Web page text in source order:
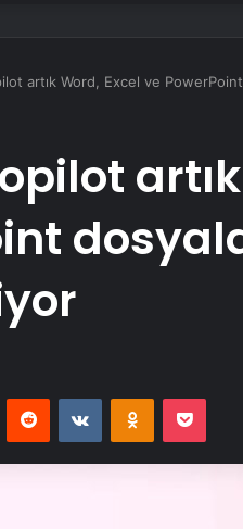
artık Word, Excel ve
Reddit VKontakteOdnoklassniki
Pocket